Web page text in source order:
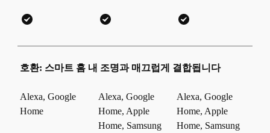
호환: 스마트 홈 내 조명과 매끄럽게 결합됩니다
Alexa, Google
Home
Alexa, Google
Home, Apple
Home, Samsung
Alexa, Google
Home, Apple
Home, Samsung